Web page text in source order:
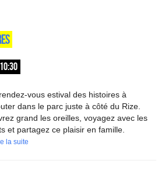
vous estival des histoires à
dans le parc juste à côté du Rize.
grand les oreilles, voyagez avec les
et partagez ce plaisir en famille.
la suite